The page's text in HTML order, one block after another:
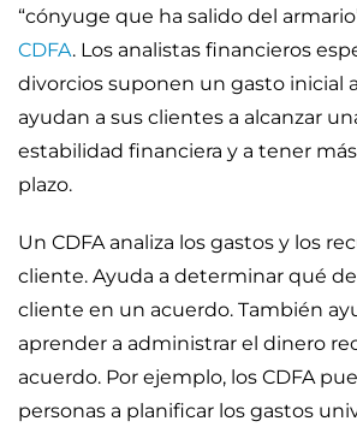
“cónyuge que ha salido del
CDFA. Los analistas financieros
divorcios suponen un gasto inicial
ayudan a sus clientes a alcanzar
estabilidad financiera y a tener
plazo.
Un CDFA analiza los gastos y los
cliente. Ayuda a determinar qué
cliente en un acuerdo. También
aprender a administrar el dinero
acuerdo. Por ejemplo, los CDFA
personas a planificar los gastos